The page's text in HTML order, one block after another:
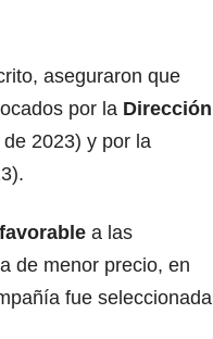
aseguraron que
por la Dirección
2023) y por la
a las
de menor precio, en
fue seleccionada